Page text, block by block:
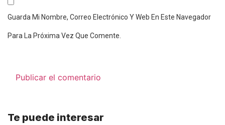
Guarda Mi Nombre, Correo Electrónico Y Web En Este Navegador
Para La Próxima Vez Que Comente.
Te puede interesar